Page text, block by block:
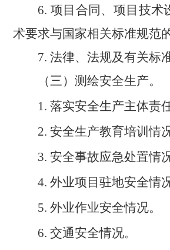
6. 项目合同、项目技术
术要求与国家相关标准规范
7.法律、法规及有关标
（三）测绘安全生产。
1.落实安全生产主体责
2.安全生产教育培训情况
3.安全事故应急处置情况
4.外业项目驻地安全情况
5.外业作业安全情况。
6.交通安全情况。